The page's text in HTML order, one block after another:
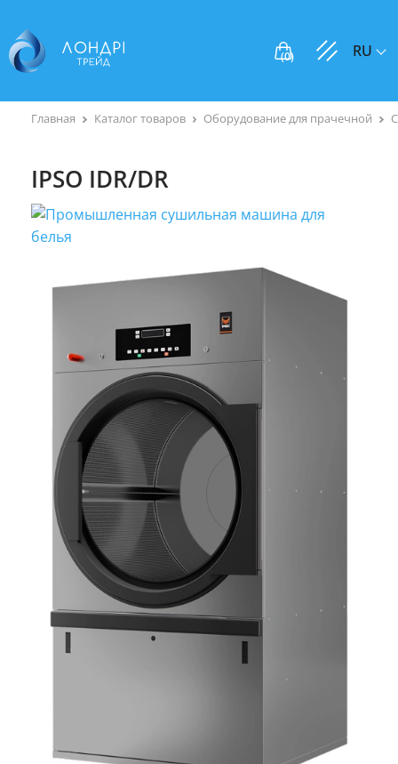
(0) RU
Главная Каталог товаров Оборудование для прачечной
IPSO IDR/DR